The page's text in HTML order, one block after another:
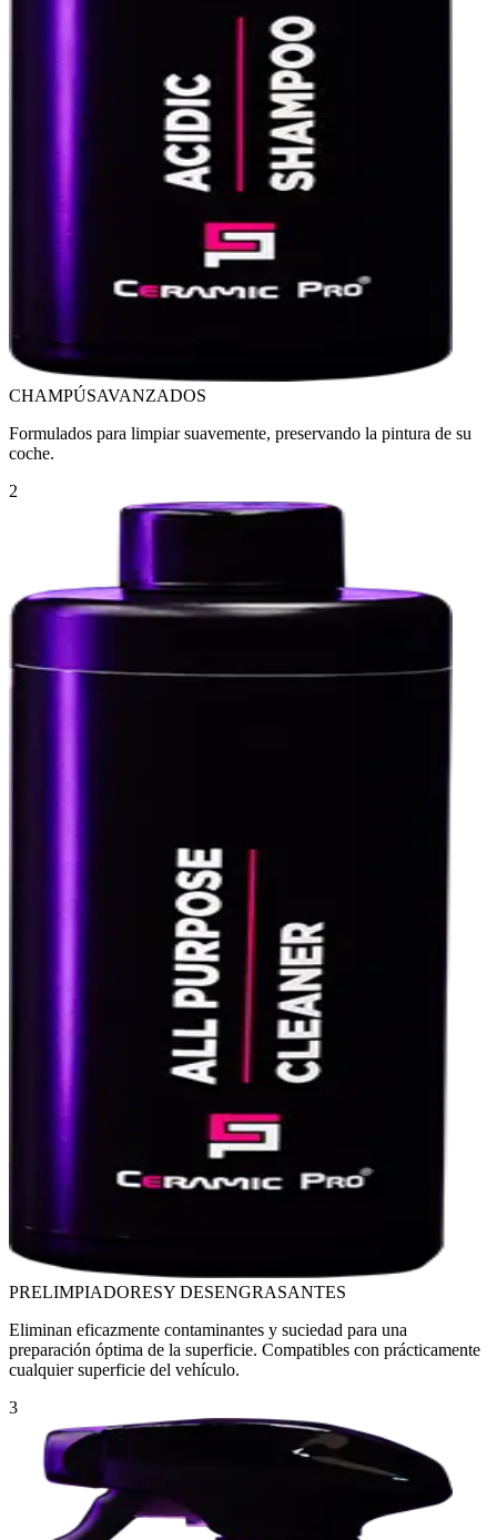
CHAMPÚSAVANZADOS
Formulados para limpiar suavemente, preservando la pintura de su
coche.
2
PRELIMPIADORESY DESENGRASANTES
Eliminan eficazmente contaminantes y suciedad para una
preparación óptima de la superficie. Compatibles con prácticamente
cualquier superficie del vehículo.
3